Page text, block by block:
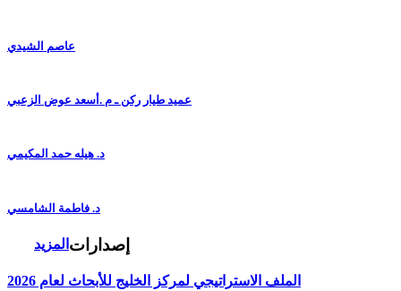
عاصم الشيدي
عميد طيار ركن ـ م .أسعد عوض الزعبي
د. هيله حمد المكيمي
د. فاطمة الشامسي
المزيد إصدارات
الملف الاستراتيجي لمركز الخليج للأبحاث لعام 2026